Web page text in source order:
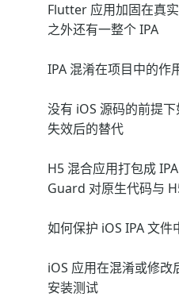
Flutter 应用加固在真
之外还有一整个 IPA
IPA 混淆在项目中的作
没有 iOS 源码的前提
失效后的替代
H5 混合应用打包成
Guard 对原生代码与
如何保护 iOS IPA 文
iOS 应用在混淆或修
安装测试